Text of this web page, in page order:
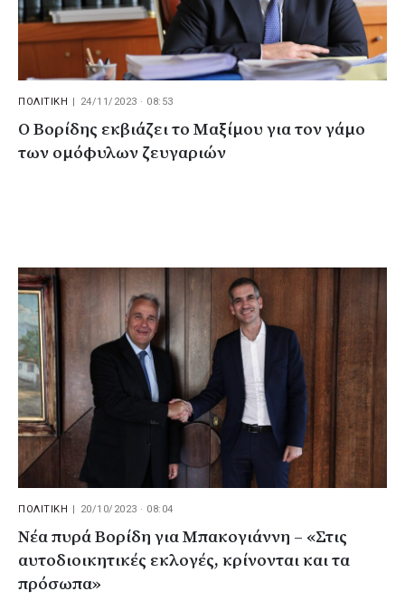
ΠΟΛΙΤΙΚΗ 24/11/2023 · 08:53
Ο Βορίδης εκβιάζει το Μαξίμου για τον γάμο
των ομόφυλων ζευγαριών
ΠΟΛΙΤΙΚΗ 20/10/2023 · 08:04
Νέα πυρά Βορίδη για Μπακογιάννη – «Στις
αυτοδιοικητικές εκλογές, κρίνονται και τα
πρόσωπα»